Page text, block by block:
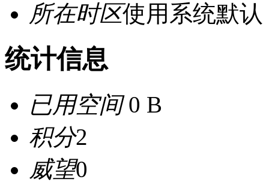
所在时区使用系统默认
统计信息
已用空间0 B
积分2
威望0